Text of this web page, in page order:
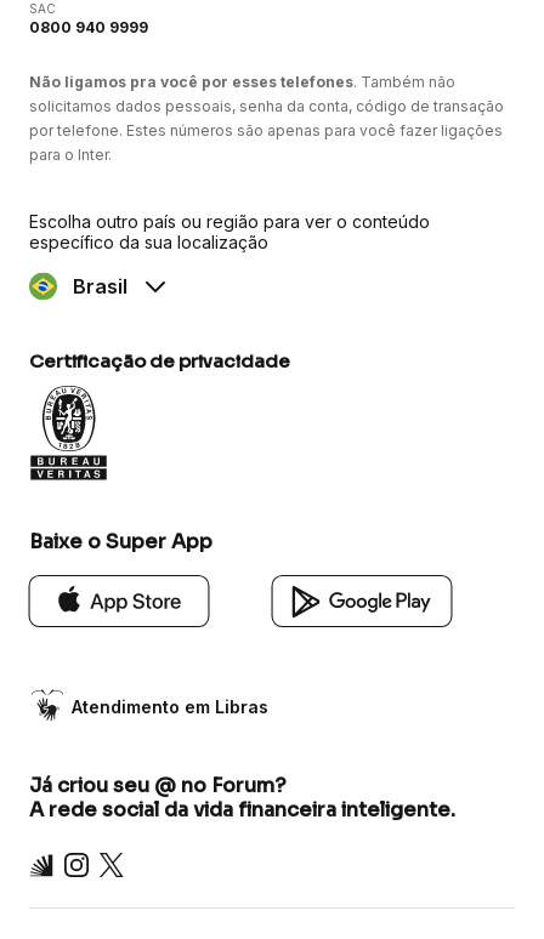
SAC
0800 940 9999
Não ligamos pra você por esses telefones. Também não
solicitamos dados pessoais, senha da conta, código de transação
por telefone. Estes números são apenas para você fazer ligações
para o Inter.
Escolha outro país ou região para ver o conteúdo
específico da sua localização
Brasil
Certificação de privacidade
Baixe o Super App
Atendimento em Libras
Já criou seu @ no Forum?
A rede social da vida financeira inteligente.
Inter Instagram
X